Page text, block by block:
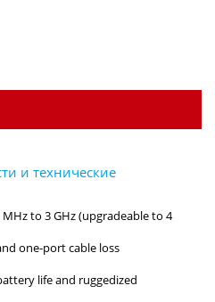
to 3 GHz (upgradeable to 4
one-port cable loss
life and ruggedized